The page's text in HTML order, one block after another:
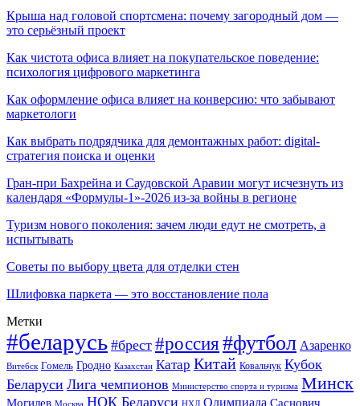
Крыша над головой спортсмена: почему загородный дом —
это серьёзный проект
Как чистота офиса влияет на покупательское поведение:
психология цифрового маркетинга
Как оформление офиса влияет на конверсию: что забывают
маркетологи
Как выбрать подрядчика для демонтажных работ: digital-
стратегия поиска и оценки
Гран-при Бахрейна и Саудовской Аравии могут исчезнуть из
календаря «Формулы-1»-2026 из-за войны в регионе
Туризм нового поколения: зачем люди едут не смотреть, а
испытывать
Советы по выбору цвета для отделки стен
Шлифовка паркета — это восстановление пола
Метки
#беларусь #брест #россия#футбол Азаренко
Витебск Гомель Гродно Казахстан Катар Китай Ковальчук Кубок
Беларуси Лига чемпионов Министерство спорта и туризма Минск
Могилев Москва НОК Беларуси НХЛ Олимпиада Саснович